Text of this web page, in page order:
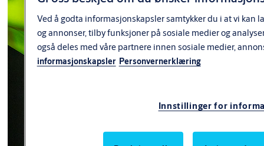
Ved å godta informasjonskapsler samtykker du i at vi kan
og annonser, tilby funksjoner på sosiale medier og
også deles med våre partnere innen sosiale medier,
informasjonskapsler Personvernerklæring
Innstillinger for